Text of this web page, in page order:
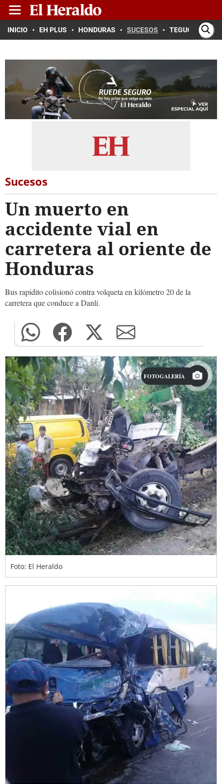
INICIO EH PLUS HONDURAS SUCESOS TEGUCIGALPA
Sucesos
Un muerto en
accidente vial en
carretera al oriente de
Honduras
Bus rapidito colisionó contra volqueta en kilómetro 20 de la
carretera que conduce a Danlí.
FOTOGALERÍA
Foto: El Heraldo